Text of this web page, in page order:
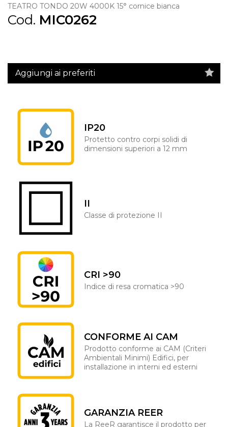
TEATRO TONDO 20W 4000K 15° cornice bianca
Cod. MIC0262
Aggiungi ai preferiti
IP20
Protetto contro corpi solidi di
dimensioni superiori a 12 mm
II
Classe di protezione II
CRI >90
Indice di resa cromatica >90
CONFORME AI CAM
Prodotto conforme ai CAM (Criteri
Ambientali Minimi) Edifici, per
installazione in interni ed esterni
GARANZIA REER
La ReeR garantisce il prodotto per